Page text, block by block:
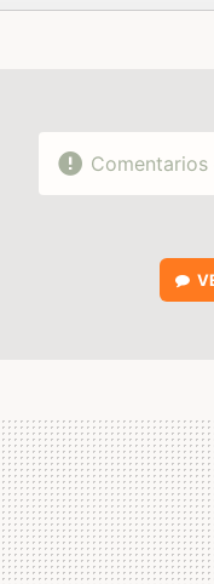
FACEBOOK
TWITTERFLIPBOARD
E-